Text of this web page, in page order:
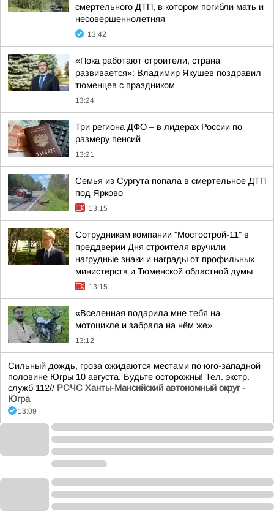
смертельного ДТП, в котором погибли мать и
несовершеннолетняя
13:42
«Пока работают строители, страна
развивается»: Владимир Якушев поздравил
тюменцев с праздником
13:24
Три региона ДФО – в лидерах России по
размеру пенсий
13:21
Семья из Сургута попала в смертельное ДТП
под Ярково
13:15
Сотрудникам компании "Мостострой-11" в
преддверии Дня строителя вручили
нагрудные знаки и награды от профильных
министерств и Тюменской областной думы
13:15
«Вселенная подарила мне тебя на
мотоцикле и забрала на нём же»
13:12
Сильный дождь, гроза ожидаются местами по юго-западной
половине Югры 10 августа. Будьте осторожны! Тел. экстр.
служб 112// РСЧС Ханты-Мансийский автономный округ -
Югра
13:09